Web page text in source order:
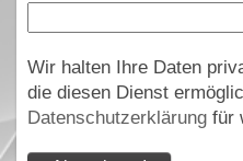
Wir halten Ihre Daten
die diesen Dienst
Datenschutzerklärungfür